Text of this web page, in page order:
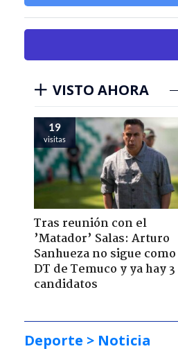
VISTO AHORA
19
visitas
Tras reunión con el
’Matador’ Salas: Arturo
Sanhueza no sigue como
DT de Temuco y ya hay 3
candidatos
Deporte > Noticia